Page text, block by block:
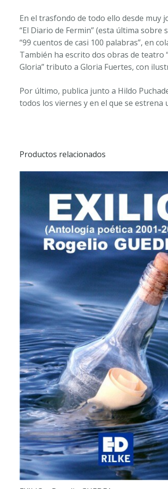
En el trasfondo de todo ello desde muy
“El Diario de Fermin” (esta última
“99 cuentos de casi 100 palabras”, en
También ha escrito dos obras de teatro
Gloria” tributo a Gloria Fuertes, con
Por último, publica junto a Hildo
todos los viernes y en el que se estrena
Productos relacionados